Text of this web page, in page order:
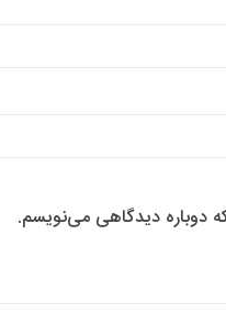
دوباره دیدگاهی می‌نویسم.